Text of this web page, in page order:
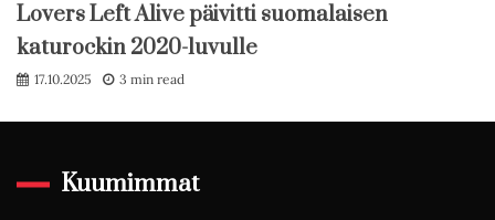
Lovers Left Alive päivitti suomalaisen
katurockin 2020-luvulle
17.10.2025 3 min read
Kuumimmat